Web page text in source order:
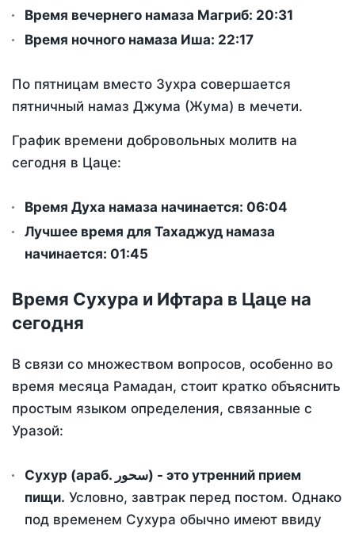
Время вечернего намаза Магриб: 20:31
Время ночного намаза Иша: 22:17
По пятницам вместо Зухра совершается
пятничный намаз Джума (Жума) в мечети.
График времени добровольных молитв на
сегодня в Цаце:
Время Духа намаза начинается: 06:04
Лучшее время для Тахаджуд намаза
начинается: 01:45
Время Сухура и Ифтара в Цаце на
сегодня
В связи со множеством вопросов, особенно во
время месяца Рамадан, стоит кратко объяснить
простым языком определения, связанные с
Уразой:
Сухур (араб. سحور) - это утренний прием
пищи. Условно, завтрак перед постом. Однако
под временем Сухура обычно имеют ввиду